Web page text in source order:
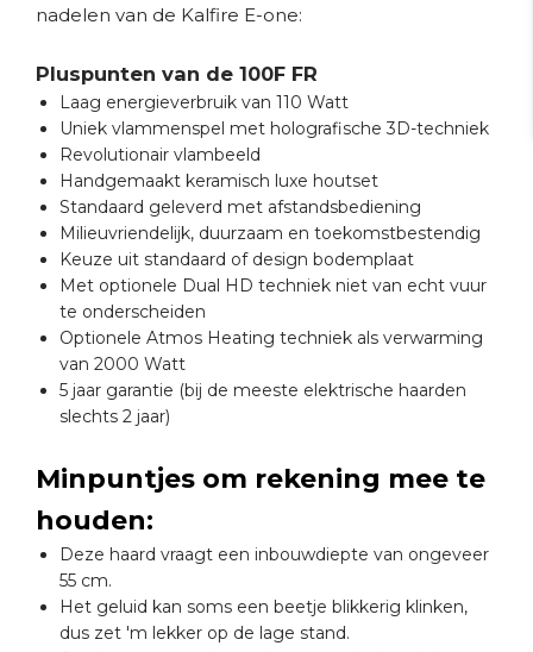
nadelen van de Kalfire E-one:
Pluspunten van de 100F FR
Laag energieverbruik van 110 Watt
Uniek vlammenspel met holografische 3D-techniek
Revolutionair vlambeeld
Handgemaakt keramisch luxe houtset
Standaard geleverd met afstandsbediening
Milieuvriendelijk, duurzaam en toekomstbestendig
Keuze uit standaard of design bodemplaat
Met optionele Dual HD techniek niet van echt vuur
te onderscheiden
Optionele Atmos Heating techniek als verwarming
van 2000 Watt
5 jaar garantie (bij de meeste elektrische haarden
slechts 2 jaar)
Minpuntjes om rekening mee te
houden:
Deze haard vraagt een inbouwdiepte van ongeveer
55 cm.
Het geluid kan soms een beetje blikkerig klinken,
dus zet 'm lekker op de lage stand.